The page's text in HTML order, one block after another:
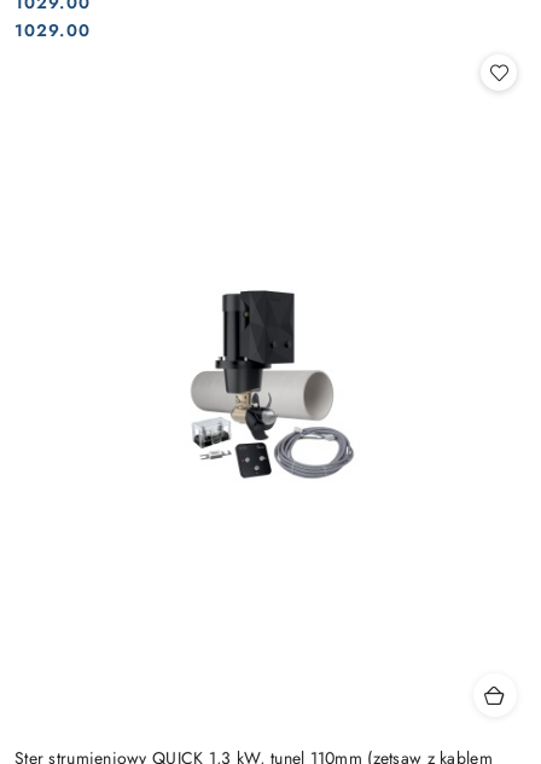
Cena:
Cena:
1029.00
Ster strumieniowy QUICK 1,3 kW, tunel 110mm (zetsaw z kablem